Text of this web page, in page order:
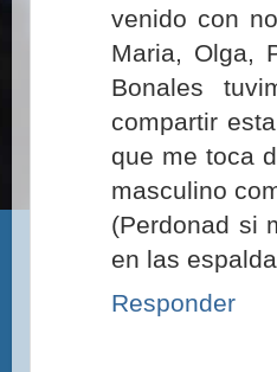
venido con
Maria, Olga,
Bonales
compartir
que me toca
masculino
(Perdonad si
en las
Responder